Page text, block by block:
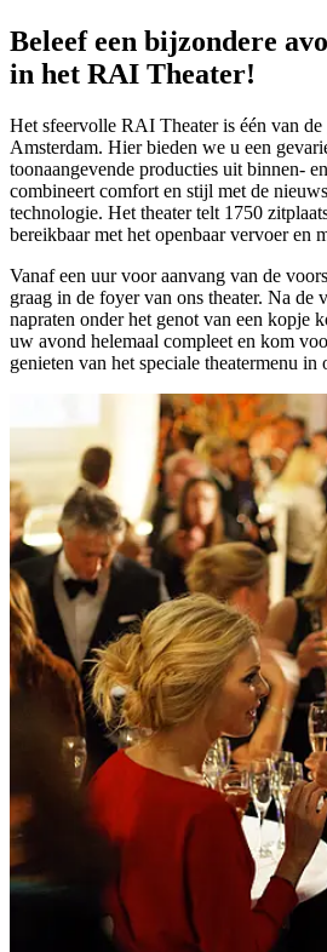
Beleef een bijzondere
in het RAI Theater!
Het sfeervolle RAI Theater is één van de
Amsterdam. Hier bieden we u een
toonaangevende producties uit binnen-
combineert comfort en stijl met de
technologie. Het theater telt 1750
bereikbaar met het openbaar vervoer en
Vanaf een uur voor aanvang van de
graag in de foyer van ons theater. Na
napraten onder het genot van een kopje
uw avond helemaal compleet en kom
genieten van het speciale theatermenu in